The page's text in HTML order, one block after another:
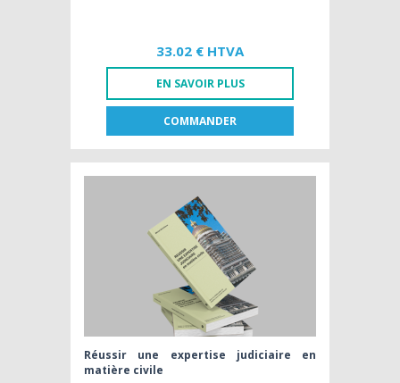
33.02 € HTVA
EN SAVOIR PLUS
COMMANDER
NL
Réussir une expertise judiciaire en
matière civile